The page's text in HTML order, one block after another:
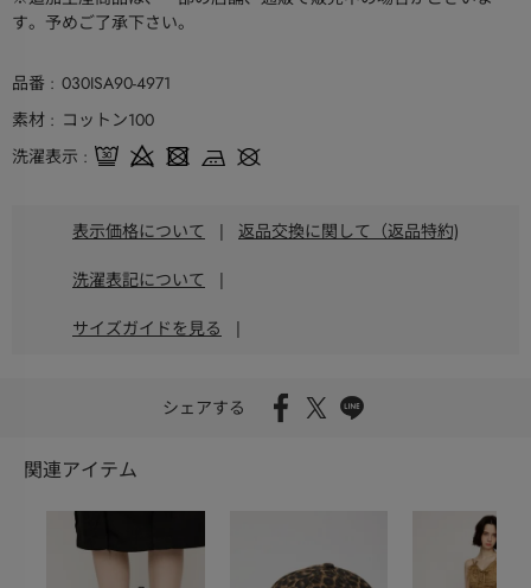
す。予めご了承下さい。
品番
030ISA90-4971
素材
コットン100
洗濯表示
表示価格について | 返品交換に関して（返品特約)
洗濯表記について |
サイズガイドを見る |
シェアする
関連アイテム